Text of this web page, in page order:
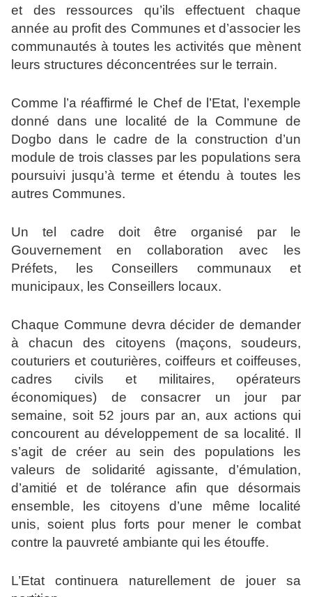
et des ressources qu’ils effectuent chaque
année au profit des Communes et d’associer les
communautés à toutes les activités que mènent
leurs structures déconcentrées sur le terrain.
Comme l’a réaffirmé le Chef de l’Etat, l’exemple
donné dans une localité de la Commune de
Dogbo dans le cadre de la construction d’un
module de trois classes par les populations sera
poursuivi jusqu’à terme et étendu à toutes les
autres Communes.
Un tel cadre doit être organisé par le
Gouvernement en collaboration avec les
Préfets, les Conseillers communaux et
municipaux, les Conseillers locaux.
Chaque Commune devra décider de demander
à chacun des citoyens (maçons, soudeurs,
couturiers et couturières, coiffeurs et coiffeuses,
cadres civils et militaires, opérateurs
économiques) de consacrer un jour par
semaine, soit 52 jours par an, aux actions qui
concourent au développement de sa localité. Il
s’agit de créer au sein des populations les
valeurs de solidarité agissante, d’émulation,
d’amitié et de tolérance afin que désormais
ensemble, les citoyens d’une même localité
unis, soient plus forts pour mener le combat
contre la pauvreté ambiante qui les étouffe.
L’Etat continuera naturellement de jouer sa